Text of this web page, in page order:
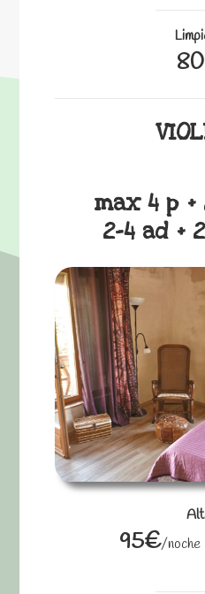
max 4 p
2-4 ad +
95€/noche